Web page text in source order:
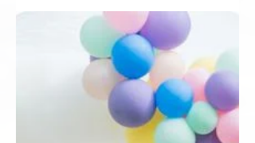
които да ви заредят с много позитивна